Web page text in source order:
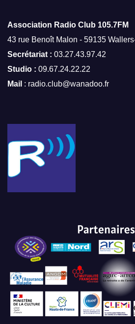
Association Radio Club 105.7FM
43 rue Benoît Malon - 59135
Secrétariat : 03.27.43.97.42
Studio : 09.67.24.22.22
Mail : radio.club@wanadoo.fr